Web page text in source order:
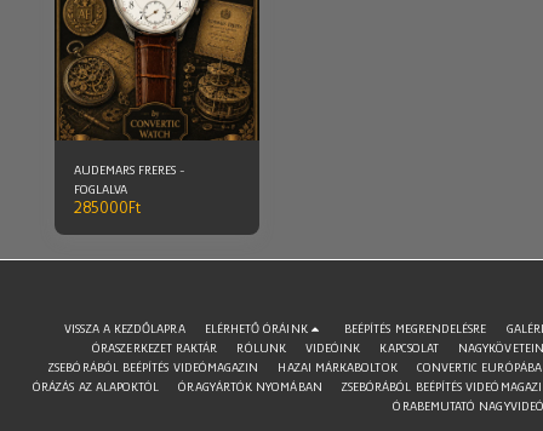
AUDEMARS FRERES -
FOGLALVA
285000Ft
VISSZA A KEZDŐLAPRA ELÉRHETŐ ÓRÁINK BEÉPÍTÉS MEGRENDELÉSRE
ÓRASZERKEZET RAKTÁR
RÓLUNK VIDEÓINK KAPCSOLAT
ZSEBÓRÁBÓL BEÉPÍTÉS VIDEÓMAGAZIN
HAZAI MÁRKABOLTOK
CONVERTIC
ÓRÁZÁS AZ ALAPOKTÓL
ÓRAGYÁRTÓK NYOMÁBAN
ZSEBÓRÁBÓL BEÉPÍTÉS
ÓRABEMUTATÓ